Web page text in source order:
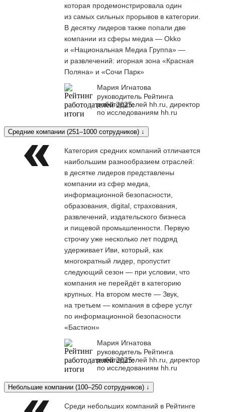
которая продемонстрировала один
из самых сильных прорывов в категории.
В десятку лидеров также попали две
компании из сферы медиа — Okko
и «Национальная Медиа Группа» —
и развлечений: игорная зона «Красная
Поляна» и «Сочи Парк»
Мария Игнатова
руководитель Рейтинга
работодателей hh.ru, директор
по исследованиям hh.ru
Средние компании (251–1000 сотрудников) ↓
Категория средних компаний отличается
наибольшим разнообразием отраслей:
в десятке лидеров представлены
компании из сфер медиа,
информационной безопасности,
образования, digital, страхования,
развлечений, издательского бизнеса
и пищевой промышленности. Первую
строчку уже несколько лет подряд
удерживает Иви, который, как
многократный лидер, пропустит
следующий сезон — при условии, что
компания не перейдёт в категорию
крупных. На втором месте — Звук,
на третьем — компания в сфере услуг
по информационной безопасности
«Бастион»
Мария Игнатова
руководитель Рейтинга
работодателей hh.ru, директор
по исследованиям hh.ru
Небольшие компании (100–250 сотрудников) ↓
Среди небольших компаний в Рейтинге